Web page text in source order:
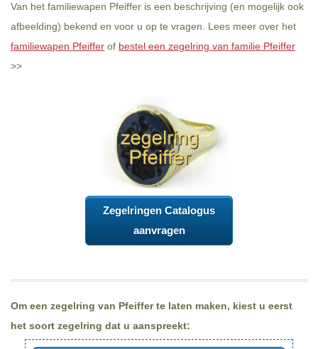
Van het familiewapen Pfeiffer is een beschrijving (en mogelijk ook
afbeelding) bekend en voor u op te vragen. Lees meer over het
familiewapen Pfeiffer of bestel een zegelring van familie Pfeiffer
>>
Zegelringen Catalogus
aanvragen
Om een zegelring van Pfeiffer te laten maken, kiest u eerst
het soort zegelring dat u aanspreekt: